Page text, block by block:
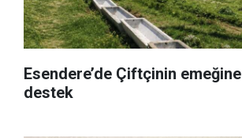
Esendere’de Çiftçinin emeğine
destek